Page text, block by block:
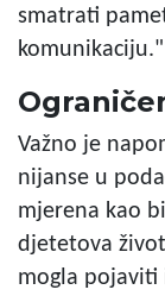
smatrati
komunikaciju."
Važno je
nijanse u
mjerena kao
djetetova
mogla pojaviti